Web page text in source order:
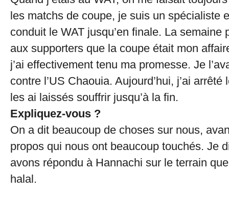
les matchs de coupe, je suis un spécialiste
conduit le WAT jusqu’en finale. La semaine
aux supporters que la coupe était mon
j’ai effectivement tenu ma promesse. Je
contre l’US Chaouia. Aujourd’hui, j’ai
les ai laissés souffrir jusqu’à la fin.
Expliquez-vous ?
On a dit beaucoup de choses sur nous,
propos qui nous ont beaucoup touchés. Je
avons répondu à Hannachi sur le terrain
halal.